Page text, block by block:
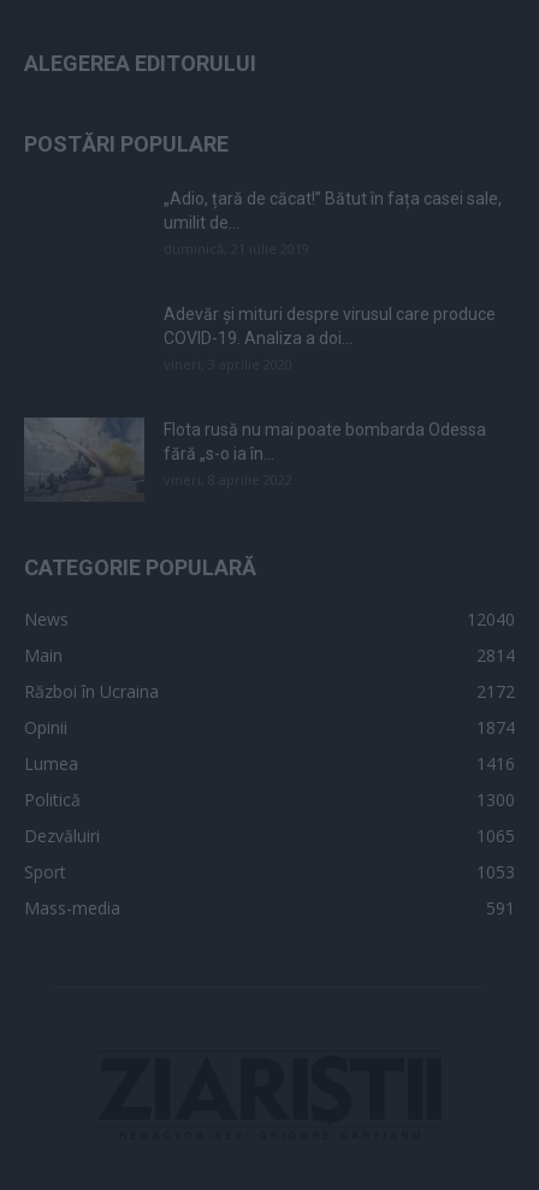
ALEGEREA EDITORULUI
POSTĂRI POPULARE
„Adio, țară de căcat!” Bătut în fața casei sale,
umilit de...
Adevăr și mituri despre virusul care produce
COVID-19. Analiza a doi...
Flota rusă nu mai poate bombarda Odessa
fără „s-o ia în...
CATEGORIE POPULARĂ
News
12040
Main
2814
Război în Ucraina
2172
Opinii
1874
Lumea
1416
Politică
1300
Dezvăluiri
1065
Sport
1053
Mass-media
591